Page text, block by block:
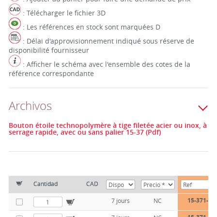
: Télécharger le fichier 3D
: Les références en stock sont marquées D
: Délai d'approvisionnement indiqué sous réserve de
disponibilité fournisseur
: Afficher le schéma avec l'ensemble des cotes de la
référence correspondante
Archivos
Bouton étoile technopolymère à tige filetée acier ou inox, à
serrage rapide, avec ou sans palier 15-37 (Pdf)
Cantidad CAD
7 jours NC 15-371-